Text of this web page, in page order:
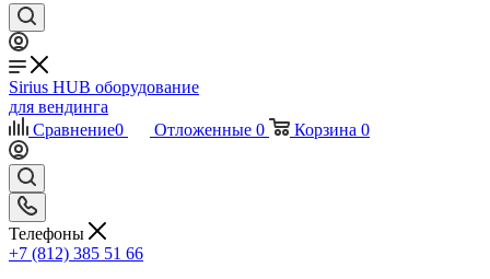
Sirius HUB оборудование
для вендинга
Сравнение0 Отложенные 0 Корзина 0
Телефоны
+7 (812) 385 51 66